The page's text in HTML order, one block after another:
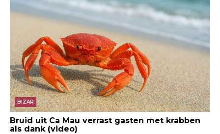
BIZAR
Bruid uit Ca Mau verrast gasten met krabben
als dank (video)